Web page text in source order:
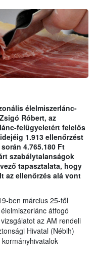
élelmiszerlánc-
Róbert, az
felügyeletért felelős
1.913 ellenőrzést
4.765.180 Ft
szabálytalanságok
tapasztalata, hogy
az ellenőrzés alá vont
ben március 25-től
átfogó
az AM rendeli
Hivatal (Nébih)